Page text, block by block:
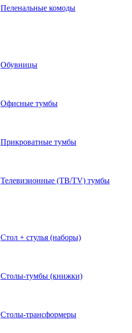
Пеленальные комоды
Обувницы
Офисные тумбы
Прикроватные тумбы
Телевизионные (ТВ/TV) тумбы
Стол + стулья (наборы)
Столы-тумбы (книжки)
Столы-трансформеры